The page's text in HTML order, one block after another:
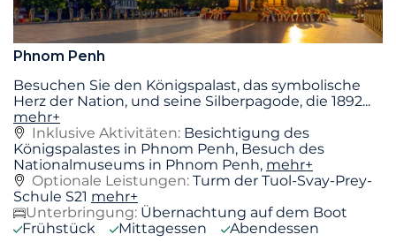
Phnom Penh
Besuchen Sie den Königspalast, das symbolische
Herz der Nation, und seine Silberpagode, die 1892...
mehr+
Inklusive Aktivitäten: Besichtigung des
Königspalastes in Phnom Penh, Besuch des
Nationalmuseums in Phnom Penh, mehr+
Optionale Leistungen: Turm der Tuol-Svay-Prey-
Schule S21 mehr+
Unterbringung: Übernachtung auf dem Boot
Frühstück
Mittagessen Abendessen